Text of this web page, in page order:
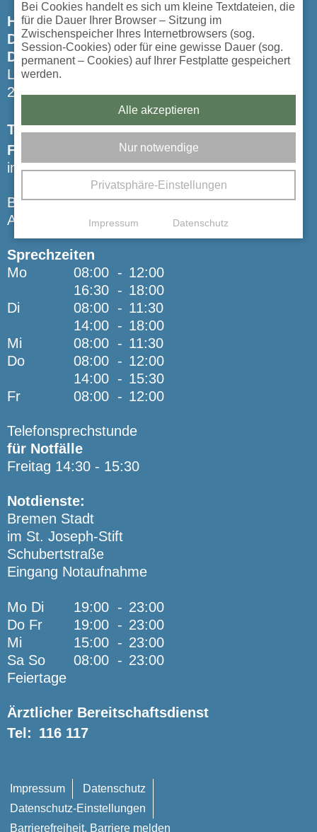
Hausarztpraxis Peterswerder
Dr. med. Inga Krohm
Dr. med. Martina Struwe
Lüneburgerstr. 19
28205 Bremen
Tel:0421 - 444 100
Fax: 0421 - 49 88 440
info@hausarztpraxis-peterswerder.de
Bitte keine Terminanfragen oder fachliche
Anliegen per E-Mail.
Sprechzeiten
Mo
08:00 - 12:00
16:30 - 18:00
Di
08:00 - 11:30
14:00 - 18:00
Mi
08:00 - 11:30
Do
08:00 - 12:00
14:00 - 15:30
Fr
08:00 - 12:00
Telefonsprechstunde
für Notfälle
Freitag 14:30 - 15:30
Notdienste:
Bremen Stadt
im St. Joseph-Stift
Schubertstraße
Eingang Notaufnahme
Mo Di 19:00 - 23:00
Do Fr
19:00 - 23:00
Mi
15:00 - 23:00
Sa So
Feiertage
08:00 - 23:00
Ärztlicher Bereitschaftsdienst
Tel: 116 117
Impressum
Datenschutz
Datenschutz-Einstellungen
Barrierefreiheit, Barriere melden
Bei Cookies handelt es sich um kleine Textdateien, die
für die Dauer Ihrer Browser – Sitzung im
Zwischenspeicher Ihres Internetbrowsers (sog.
Session-Cookies) oder für eine gewisse Dauer (sog.
permanent – Cookies) auf Ihrer Festplatte gespeichert
werden.
Alle akzeptieren
Nur notwendige
Privatsphäre-Einstellungen
Impressum Datenschutz